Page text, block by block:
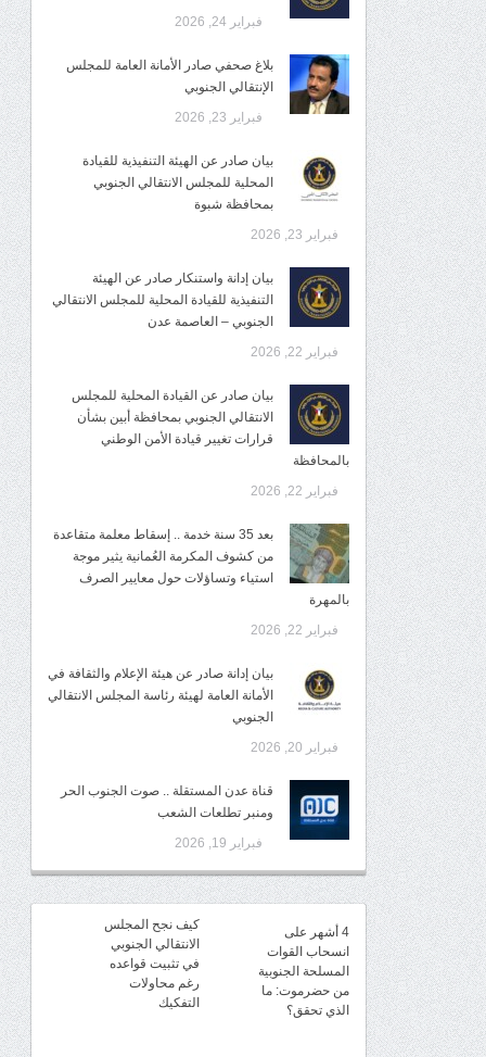
فبراير 24, 2026
بلاغ صحفي صادر الأمانة العامة للمجلس
الإنتقالي الجنوبي
فبراير 23, 2026
بيان صادر عن الهيئة التنفيذية للقيادة
المحلية للمجلس الانتقالي الجنوبي
بمحافظة شبوة
فبراير 23, 2026
بيان إدانة واستنكار صادر عن الهيئة
التنفيذية للقيادة المحلية للمجلس الانتقالي
الجنوبي – العاصمة عدن
فبراير 22, 2026
بيان صادر عن القيادة المحلية للمجلس
الانتقالي الجنوبي بمحافظة أبين بشأن
قرارات تغيير قيادة الأمن الوطني
بالمحافظة
فبراير 22, 2026
بعد 35 سنة خدمة .. إسقاط معلمة متقاعدة
من كشوف المكرمة العُمانية يثير موجة
استياء وتساؤلات حول معايير الصرف
بالمهرة
فبراير 22, 2026
بيان إدانة صادر عن هيئة الإعلام والثقافة في
الأمانة العامة لهيئة رئاسة المجلس الانتقالي
الجنوبي
فبراير 20, 2026
قناة عدن المستقلة .. صوت الجنوب الحر
ومنبر تطلعات الشعب
فبراير 19, 2026
4 أشهر على
انسحاب القوات
المسلحة الجنوبية
من حضرموت: ما
الذي تحقق؟
كيف نجح المجلس
الانتقالي الجنوبي
في تثبيت قواعده
رغم محاولات
التفكيك